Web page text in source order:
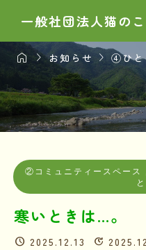
一般社団法人猫の
 お知らせ ④ひと
②コミュニティースペース
寒いときは…。
2025.12.13